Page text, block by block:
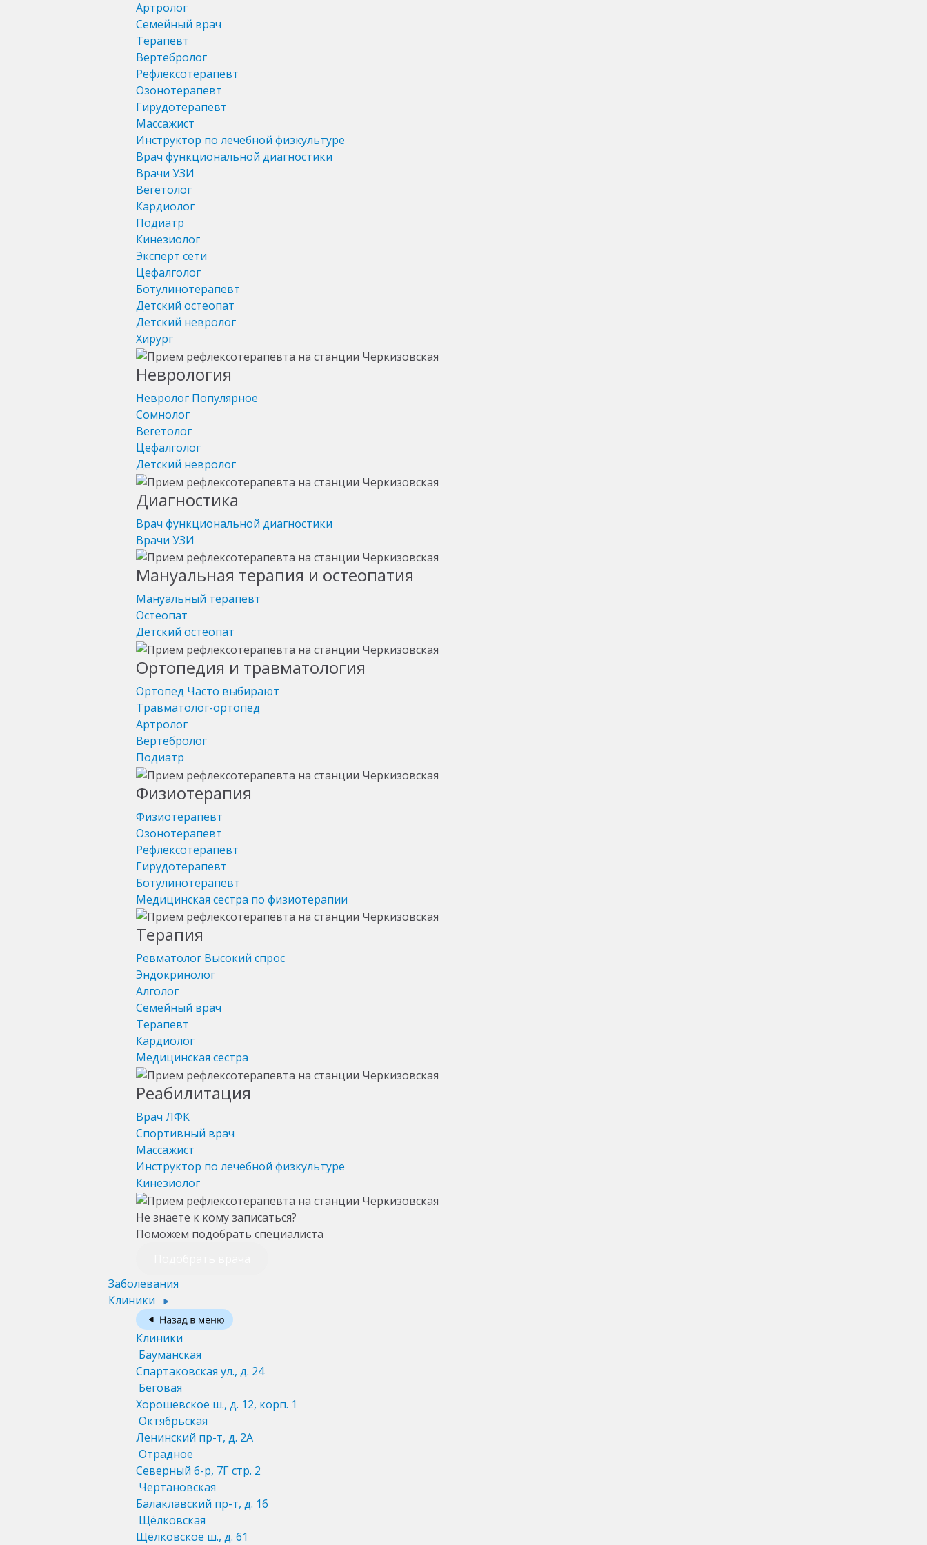
Артролог
Семейный врач
Терапевт
Вертебролог
Рефлексотерапевт
Озонотерапевт
Гирудотерапевт
Массажист
Инструктор по лечебной физкультуре
Врач функциональной диагностики
Врачи УЗИ
Вегетолог
Кардиолог
Подиатр
Кинезиолог
Эксперт сети
Цефалголог
Ботулинотерапевт
Детский остеопат
Детский невролог
Хирург
Неврология
Невролог Популярное
Сомнолог
Вегетолог
Цефалголог
Детский невролог
Диагностика
Врач функциональной диагностики
Врачи УЗИ
Мануальная терапия и остеопатия
Мануальный терапевт
Остеопат
Детский остеопат
Ортопедия и травматология
Ортопед Часто выбирают
Травматолог-ортопед
Артролог
Вертебролог
Подиатр
Физиотерапия
Физиотерапевт
Озонотерапевт
Рефлексотерапевт
Гирудотерапевт
Ботулинотерапевт
Медицинская сестра по физиотерапии
Терапия
Ревматолог Высокий спрос
Эндокринолог
Алголог
Семейный врач
Терапевт
Кардиолог
Медицинская сестра
Реабилитация
Врач ЛФК
Спортивный врач
Массажист
Инструктор по лечебной физкультуре
Кинезиолог
Не знаете к кому записаться?
Поможем подобрать специалиста
Заболевания
Клиники
Клиники
Бауманская
Спартаковская ул., д. 24
Беговая
Хорошевское ш., д. 12, корп. 1
Октябрьская
Ленинский пр-т, д. 2А
Отрадное
Северный б-р, 7Г стр. 2
Чертановская
Балаклавский пр-т, д. 16
Щёлковская
Щёлковское ш., д. 61